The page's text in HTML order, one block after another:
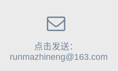
点击发送：
runmazhineng@163.com